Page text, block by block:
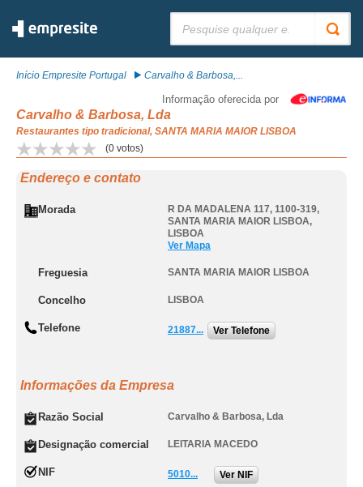
Início Empresite Portugal Carvalho & Barbosa,...
Informação oferecida por
Carvalho & Barbosa, Lda
Restaurantes tipo tradicional, SANTA MARIA MAIOR LISBOA
(0 votos)
Endereço e contato
Morada R DA MADALENA 117, 1100-319,
SANTA MARIA MAIOR LISBOA,
LISBOA
Ver Mapa
Freguesia SANTA MARIA MAIOR LISBOA
Concelho LISBOA
Telefone 21887... Ver Telefone
Informações da Empresa
Razão Social Carvalho & Barbosa, Lda
Designação comercial LEITARIA MACEDO
NIF 5010... Ver NIF